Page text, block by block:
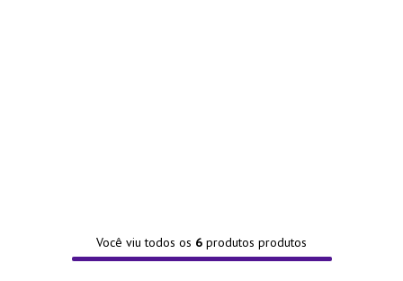
Você viu todos os 6 produtos